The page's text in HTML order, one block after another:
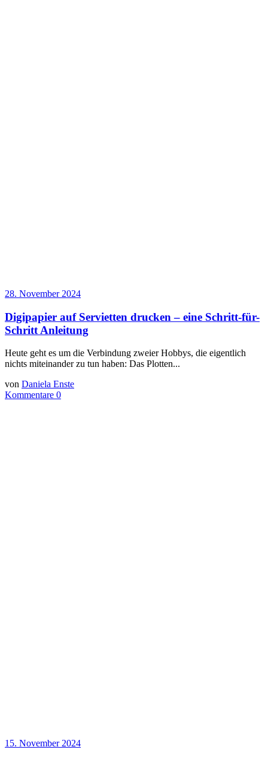
28. November 2024
Digipapier auf Servietten drucken – eine Schritt-für-
Schritt Anleitung
Heute geht es um die Verbindung zweier Hobbys, die eigentlich
nichts miteinander zu tun haben: Das Plotten...
von Daniela Enste
Kommentare 0
15. November 2024